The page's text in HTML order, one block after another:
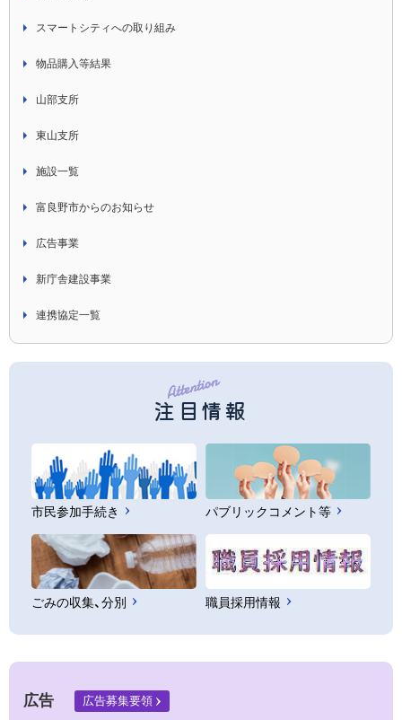
スマートシティへの取り組み
物品購入等結果
山部支所
東山支所
施設一覧
富良野市からのお知らせ
広告事業
新庁舎建設事業
連携協定一覧
注目情報
市民参加手続き パブリックコメント等
ごみの収集、分別 職員採用情報
広告 広告募集要領